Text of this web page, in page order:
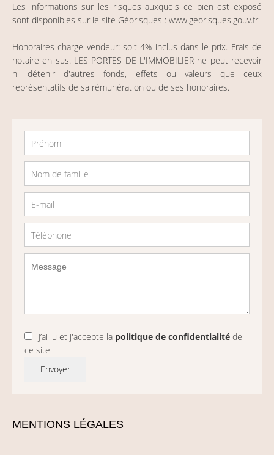
Les informations sur les risques auxquels ce bien est exposé
sont disponibles sur le site Géorisques : www.georisques.gouv.fr
Honoraires charge vendeur: soit 4% inclus dans le prix. Frais de
notaire en sus. LES PORTES DE L'IMMOBILIER ne peut recevoir
ni détenir d'autres fonds, effets ou valeurs que ceux
représentatifs de sa rémunération ou de ses honoraires.
J’ai lu et j'accepte la politique de confidentialité de
ce site
Envoyer
MENTIONS LÉGALES